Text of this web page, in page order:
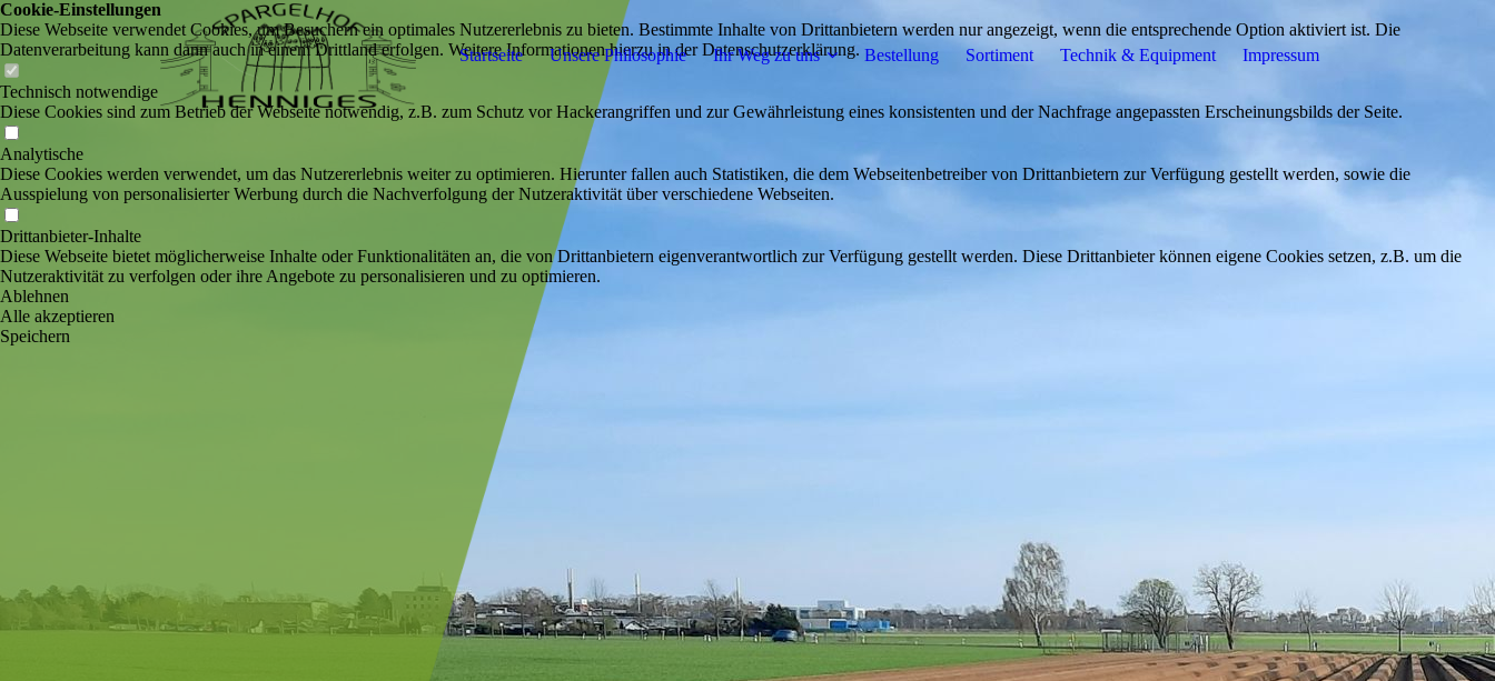
Startseite Unsere Philosophie Ihr Weg zu uns Bestellung Sortiment Technik & Equipment Impressum
Cookie-Einstellungen
Diese Webseite verwendet Cookies, um Besuchern ein optimales Nutzererlebnis zu bieten. Bestimmte Inhalte von Drittanbietern werden nur angezeigt, wenn die entsprechende Option aktiviert ist. Die
Datenverarbeitung kann dann auch in einem Drittland erfolgen. Weitere Informationen hierzu in der Datenschutzerklärung.
Technisch notwendige
Diese Cookies sind zum Betrieb der Webseite notwendig, z.B. zum Schutz vor Hackerangriffen und zur Gewährleistung eines konsistenten und der Nachfrage angepassten Erscheinungsbilds der Seite.
Analytische
Diese Cookies werden verwendet, um das Nutzererlebnis weiter zu optimieren. Hierunter fallen auch Statistiken, die dem Webseitenbetreiber von Drittanbietern zur Verfügung gestellt werden, sowie die
Ausspielung von personalisierter Werbung durch die Nachverfolgung der Nutzeraktivität über verschiedene Webseiten.
Drittanbieter-Inhalte
Diese Webseite bietet möglicherweise Inhalte oder Funktionalitäten an, die von Drittanbietern eigenverantwortlich zur Verfügung gestellt werden. Diese Drittanbieter können eigene Cookies setzen, z.B. um die
Nutzeraktivität zu verfolgen oder ihre Angebote zu personalisieren und zu optimieren.
Ablehnen
Alle akzeptieren
Speichern